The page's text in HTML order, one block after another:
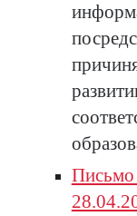
Письмо